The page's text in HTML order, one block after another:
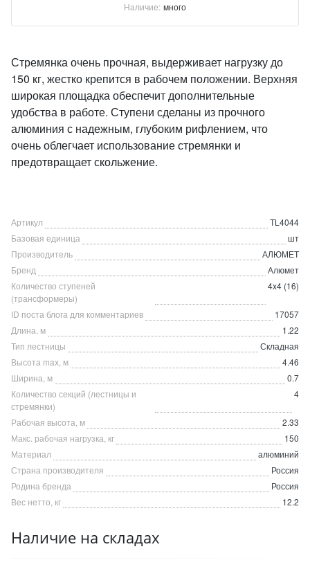
Наличие: много
Стремянка очень прочная, выдерживает нагрузку до
150 кг, жестко крепится в рабочем положении. Верхняя
широкая площадка обеспечит дополнительные
удобства в работе. Ступени сделаны из прочного
алюминия с надежным, глубоким рифлением, что
очень облегчает использование стремянки и
предотвращает скольжение.
Артикул
TL4044
Базовая единица
шт
Производитель
АЛЮМЕТ
Бренд
Алюмет
Количество ступеней
(трансформеры)
4x4 (16)
ID поста блога для комментариев
17057
Длина, м
1.22
Тип лестницы
Складная
Высота max, м
4.46
Ширина, м
0.7
Количество секций (лестницы и
стремянки)
4
Рабочая высота, м
2.33
Макс. рабочая нагрузка, кг
150
Материал
алюминий
Страна производителя
Россия
Родина бренда
Россия
Вес нетто, кг
12.2
Наличие на складах